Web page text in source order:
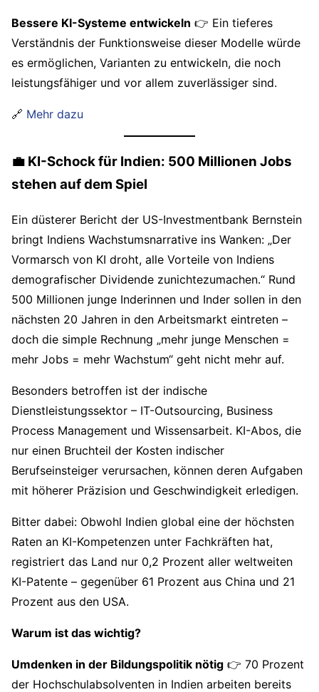
Bessere KI-Systeme entwickeln 👉 Ein tieferes
Verständnis der Funktionsweise dieser Modelle würde
es ermöglichen, Varianten zu entwickeln, die noch
leistungsfähiger und vor allem zuverlässiger sind.
🔗 Mehr dazu
💼 KI-Schock für Indien: 500 Millionen Jobs
stehen auf dem Spiel
Ein düsterer Bericht der US-Investmentbank Bernstein
bringt Indiens Wachstumsnarrative ins Wanken: „Der
Vormarsch von KI droht, alle Vorteile von Indiens
demografischer Dividende zunichtezumachen.“ Rund
500 Millionen junge Inderinnen und Inder sollen in den
nächsten 20 Jahren in den Arbeitsmarkt eintreten –
doch die simple Rechnung „mehr junge Menschen =
mehr Jobs = mehr Wachstum“ geht nicht mehr auf.
Besonders betroffen ist der indische
Dienstleistungssektor – IT-Outsourcing, Business
Process Management und Wissensarbeit. KI-Abos, die
nur einen Bruchteil der Kosten indischer
Berufseinsteiger verursachen, können deren Aufgaben
mit höherer Präzision und Geschwindigkeit erledigen.
Bitter dabei: Obwohl Indien global eine der höchsten
Raten an KI-Kompetenzen unter Fachkräften hat,
registriert das Land nur 0,2 Prozent aller weltweiten
KI-Patente – gegenüber 61 Prozent aus China und 21
Prozent aus den USA.
Warum ist das wichtig?
Umdenken in der Bildungspolitik nötig 👉 70 Prozent
der Hochschulabsolventen in Indien arbeiten bereits